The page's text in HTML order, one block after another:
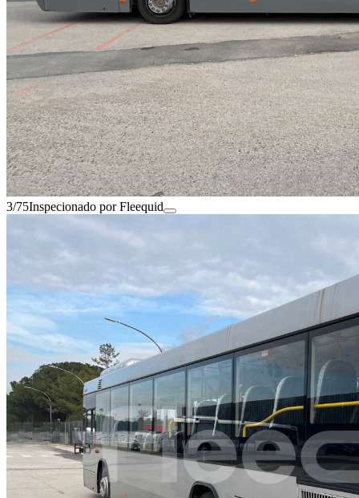
3/75Inspecionado por Fleequid